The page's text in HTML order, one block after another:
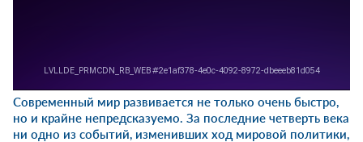
Современный мир развивается не только очень быстро,
но и крайне непредсказуемо. За последние четверть века
ни одно из событий, изменивших ход мировой политики,